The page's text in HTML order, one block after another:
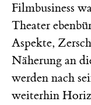
Filmbusiness
Theater
Aspekte,
Näherung an
werden nach
weiterhin